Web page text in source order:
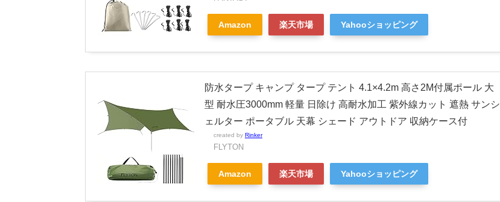
Amazon 楽天市場 Yahooショッピング
防水タープ キャンプ タープ テント 4.1×4.2m 高さ2M付属ポール 大
型 耐水圧3000mm 軽量 日除け 高耐水加工 紫外線カット 遮熱 サンシ
ェルター ポータブル 天幕 シェード アウトドア 収納ケース付
created by Rinker
FLYTON
Amazon 楽天市場 Yahooショッピング